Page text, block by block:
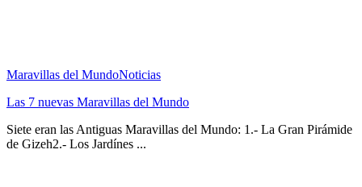
Maravillas del MundoNoticias
Las 7 nuevas Maravillas del Mundo
Siete eran las Antiguas Maravillas del Mundo: 1.- La Gran Pirámide
de Gizeh2.- Los Jardínes ...